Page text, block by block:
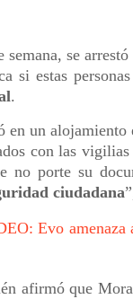
se
si estas
.
en un
con las
no porte su
ciudadana
Evo amenaza
afirmó que